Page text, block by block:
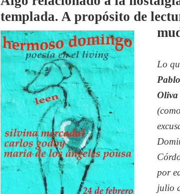
templada. A propósito de
Lo
Oliva
por
julio